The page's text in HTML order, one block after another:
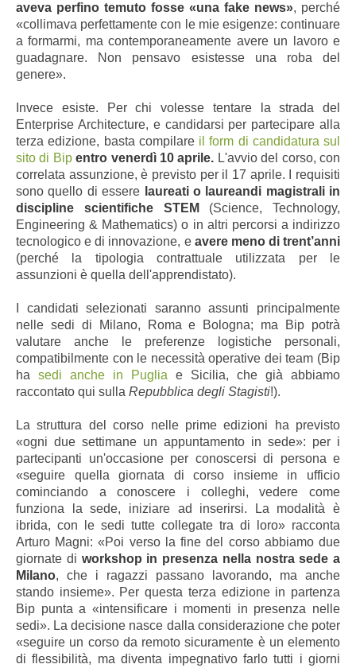
aveva perfino temuto fosse «una fake news», perché
«collimava perfettamente con le mie esigenze: continuare
a formarmi, ma contemporaneamente avere un lavoro e
guadagnare. Non pensavo esistesse una roba del
genere».
Invece esiste. Per chi volesse tentare la strada del
Enterprise Architecture, e candidarsi per partecipare alla
terza edizione, basta compilare il form di candidatura sul
sito di Bip entro venerdì 10 aprile. L'avvio del corso, con
correlata assunzione, è previsto per il 17 aprile. I requisiti
sono quello di essere laureati o laureandi magistrali in
discipline scientifiche STEM (Science, Technology,
Engineering & Mathematics) o in altri percorsi a indirizzo
tecnologico e di innovazione, e avere meno di trent’anni
(perché la tipologia contrattuale utilizzata per le
assunzioni è quella dell'apprendistato).
I candidati selezionati saranno assunti principalmente
nelle sedi di Milano, Roma e Bologna; ma Bip potrà
valutare anche le preferenze logistiche personali,
compatibilmente con le necessità operative dei team (Bip
ha sedi anche in Puglia e Sicilia, che già abbiamo
raccontato qui sulla Repubblica degli Stagisti!).
La struttura del corso nelle prime edizioni ha previsto
«ogni due settimane un appuntamento in sede»: per i
partecipanti un'occasione per conoscersi di persona e
«seguire quella giornata di corso insieme in ufficio
cominciando a conoscere i colleghi, vedere come
funziona la sede, iniziare ad inserirsi. La modalità è
ibrida, con le sedi tutte collegate tra di loro» racconta
Arturo Magni: «Poi verso la fine del corso abbiamo due
giornate di workshop in presenza nella nostra sede a
Milano, che i ragazzi passano lavorando, ma anche
stando insieme». Per questa terza edizione in partenza
Bip punta a «intensificare i momenti in presenza nelle
sedi». La decisione nasce dalla considerazione che poter
«seguire un corso da remoto sicuramente è un elemento
di flessibilità, ma diventa impegnativo farlo tutti i giorni